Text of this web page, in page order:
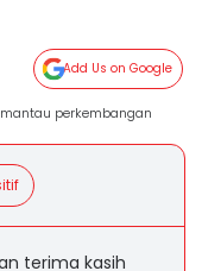
Add Us on Google
perkembangan
terima kasih